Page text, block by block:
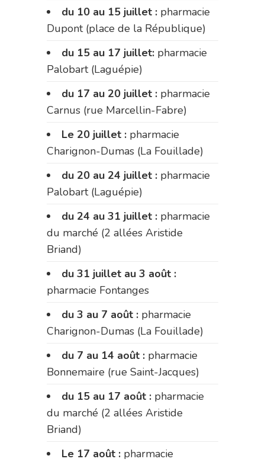
du 10 au 15 juillet : pharmacie
Dupont (place de la République)
du 15 au 17 juillet: pharmacie
Palobart (Laguépie)
du 17 au 20 juillet : pharmacie
Carnus (rue Marcellin-Fabre)
Le 20 juillet : pharmacie
Charignon-Dumas (La Fouillade)
du 20 au 24 juillet : pharmacie
Palobart (Laguépie)
du 24 au 31 juillet : pharmacie
du marché (2 allées Aristide
Briand)
du 31 juillet au 3 août :
pharmacie Fontanges
du 3 au 7 août : pharmacie
Charignon-Dumas (La Fouillade)
du 7 au 14 août : pharmacie
Bonnemaire (rue Saint-Jacques)
du 15 au 17 août : pharmacie
du marché (2 allées Aristide
Briand)
Le 17 août : pharmacie